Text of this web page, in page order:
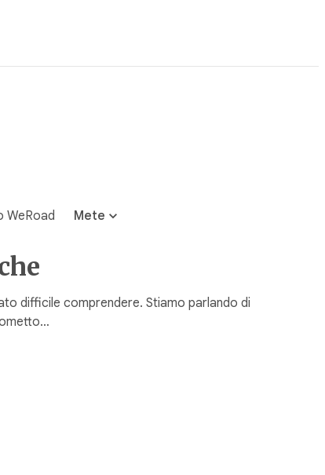
WeRoad Mete
difficile comprendere. Stiamo parlando di